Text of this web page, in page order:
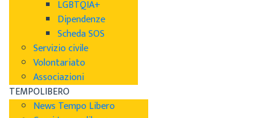
LGBTQIA+
Dipendenze
Scheda SOS
Servizio civile
Volontariato
Associazioni
TEMPOLIBERO
News Tempo Libero